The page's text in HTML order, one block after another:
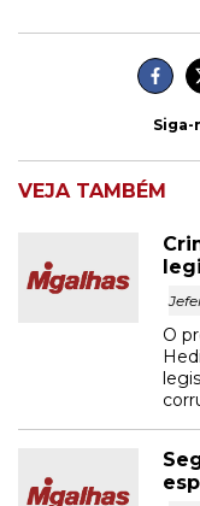
Siga-
VEJA TAMBÉM
O